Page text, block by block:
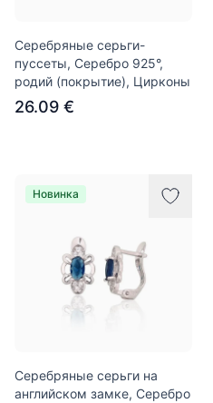
Серебряные серьги-
пуссеты, Серебро 925°,
родий (покрытие), Цирконы
26.09 €
Новинка
Серебряные серьги на
английском замке, Серебро